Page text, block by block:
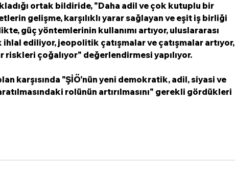
ortak bildiride, "Daha adil ve çok kutuplu bir
gelişme, karşılıklı yarar sağlayan ve eşit iş birliği
güç yöntemlerinin kullanımı artıyor, uluslararası
ediliyor, jeopolitik çatışmalar ve çatışmalar artıyor,
çoğalıyor" değerlendirmesi yapılıyor.
karşısında "ŞİÖ'nün yeni demokratik, adil, siyasi ve
rolünün artırılmasını" gerekli gördükleri